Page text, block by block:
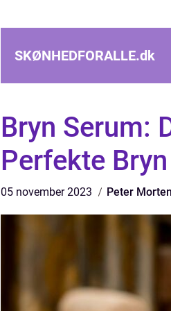
SKØNHEDFORALLE.dk
Bryn Serum:
Perfekte Bryn
05 november 2023 Peter